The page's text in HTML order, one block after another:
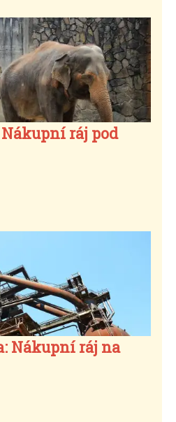
ráj pod
Nákupní ráj na